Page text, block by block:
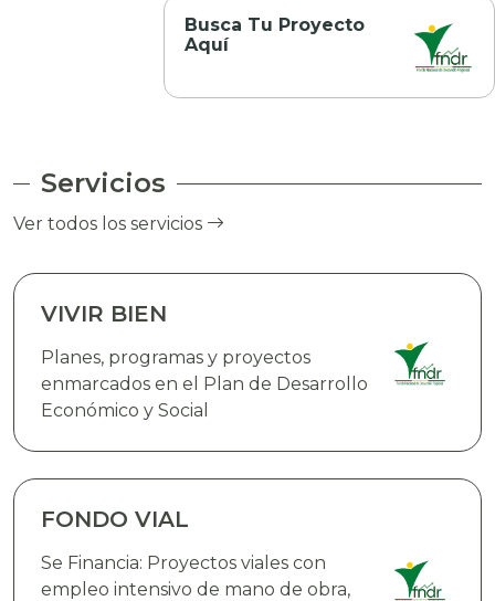
Busca Tu Proyecto
Aquí
Servicios
Ver todos los servicios
VIVIR BIEN
Planes, programas y proyectos
enmarcados en el Plan de Desarrollo
Económico y Social
FONDO VIAL
Se Financia: Proyectos viales con
empleo intensivo de mano de obra,